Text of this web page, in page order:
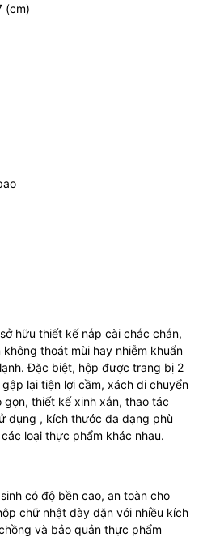
(cm)
hữu thiết kế nắp cài chắc chắn,
thoát mùi hay nhiễm khuẩn
Đặc biệt, hộp được trang bị 2
lại tiện lợi cầm, xách di chuyển
thiết kế xinh xắn, thao tác
dụng , kích thước đa dạng phù
loại thực phẩm khác nhau.
có độ bền cao, an toàn cho
chữ nhật dày dặn với nhiều kích
và bảo quản thực phẩm